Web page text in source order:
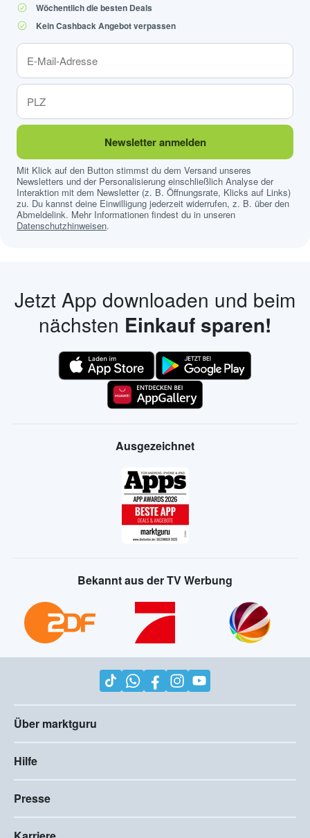
Wöchentlich die besten Deals
Kein Cashback Angebot verpassen
Newsletter anmelden
Mit Klick auf den Button stimmst du dem Versand unseres
Newsletters und der Personalisierung einschließlich Analyse der
Interaktion mit dem Newsletter (z. B. Öffnungsrate, Klicks auf Links)
zu. Du kannst deine Einwilligung jederzeit widerrufen, z. B. über den
Abmeldelink. Mehr Informationen findest du in unseren
Datenschutzhinweisen.
Jetzt App downloaden und beim
nächsten Einkauf sparen!
Ausgezeichnet
Bekannt aus der TV Werbung
Über marktguru
Hilfe
Presse